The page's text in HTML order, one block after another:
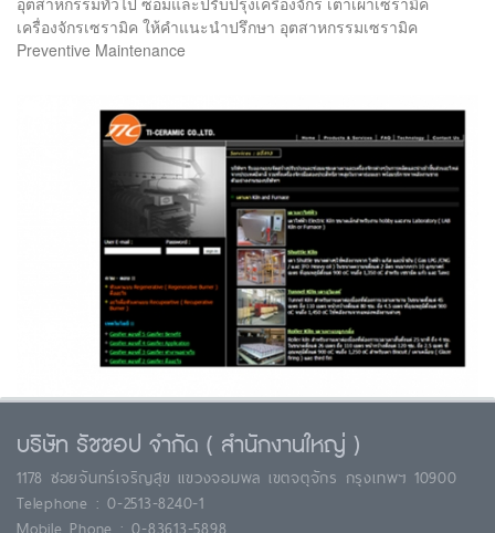
เครื่องจักรเซรามิค ให้คำแนะนำปรึกษา อุตสาหกรรมเซรามิค
Preventive Maintenance
บริษัท รัชชอป จำกัด ( สำนักงานใหญ่ )
1178 ซอยจันทร์เจริญสุข แขวงจอมพล เขตจตุจักร กรุงเทพฯ 10900
Telephone : 0-2513-8240-1